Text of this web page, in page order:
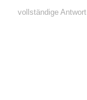
vollständige